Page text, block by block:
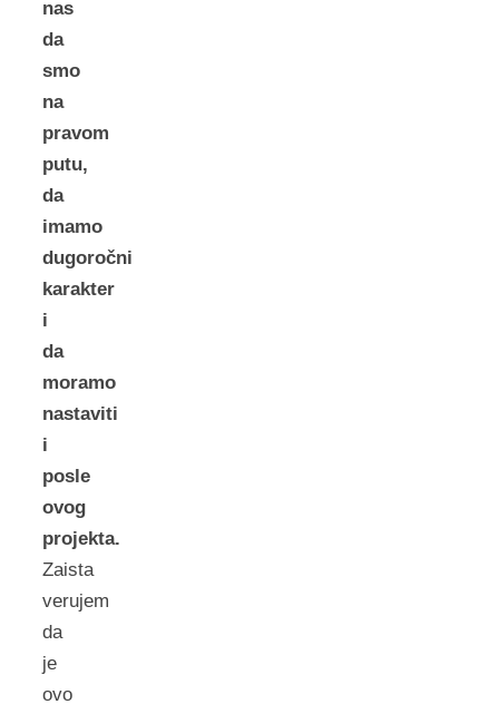
nas
da
smo
na
pravom
putu,
da
imamo
dugoročni
karakter
i
da
moramo
nastaviti
i
posle
ovog
projekta.
Zaista
verujem
da
je
ovo